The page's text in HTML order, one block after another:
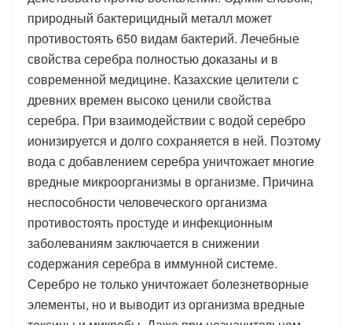
природный бактерицидный металл может
противостоять 650 видам бактерий. Лечебные
свойства серебра полностью доказаны и в
современной медицине. Казахские целители с
древних времен высоко ценили свойства
серебра. При взаимодействии с водой серебро
ионизируется и долго сохраняется в ней. Поэтому
вода с добавлением серебра уничтожает многие
вредные микроорганизмы в организме. Причина
неспособности человеческого организма
противостоять простуде и инфекционным
заболеваниям заключается в снижении
содержания серебра в иммунной системе.
Серебро не только уничтожает болезнетворные
элементы, но и выводит из организма вредные